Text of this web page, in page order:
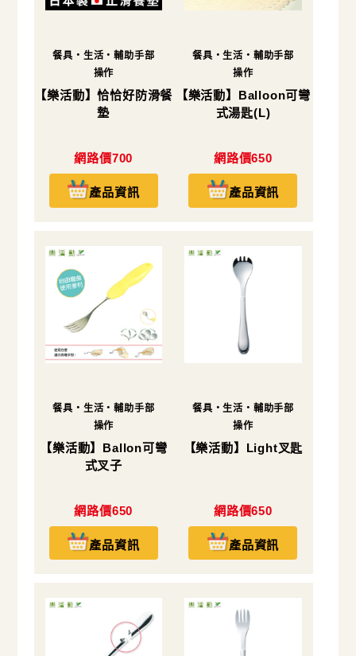
餐具・生活・輔助手部
操作
【樂活動】恰恰好防滑餐
墊
網路價700
產品資訊
餐具・生活・輔助手部
操作
【樂活動】Balloon可彎
式湯匙(L)
網路價650
產品資訊
餐具・生活・輔助手部
操作
【樂活動】Ballon可彎
式叉子
網路價650
產品資訊
餐具・生活・輔助手部
操作
【樂活動】Light叉匙
網路價650
產品資訊